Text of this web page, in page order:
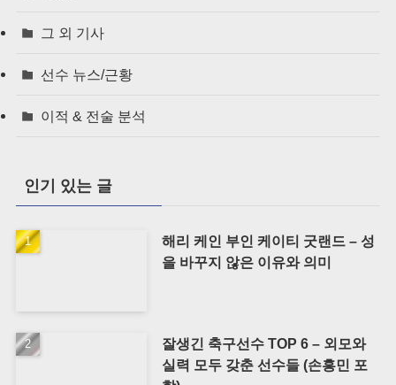
그 외 기사
선수 뉴스/근황
이적 & 전술 분석
인기 있는 글
해리 케인 부인 케이티 굿랜드 – 성
을 바꾸지 않은 이유와 의미
잘생긴 축구선수 TOP 6 – 외모와
실력 모두 갖춘 선수들 (손흥민 포